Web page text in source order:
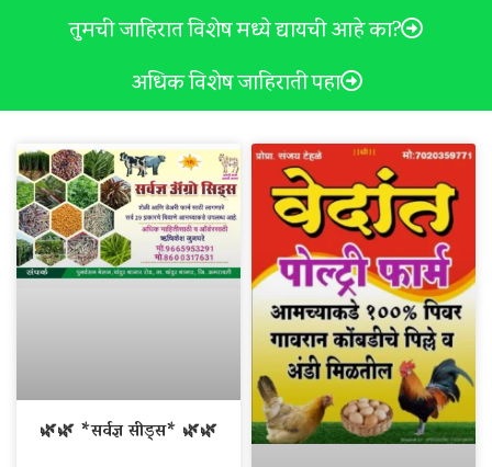
तुमची जाहिरात विशेष मध्ये द्यायची आहे का?
अधिक विशेष जाहिराती पहा
🌿🌿 *सर्वज्ञ सीड्स* 🌿🌿